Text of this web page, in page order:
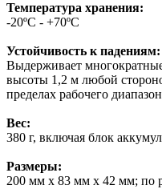
Температура хранения:
-20ºС - +70ºС
Устойчивость к падениям:
Выдерживает
высоты 1,2 м любой
пределах рабочего
Вес:
380 г, включая блок
Размеры:
200 мм x 83 мм x 42 мм; по